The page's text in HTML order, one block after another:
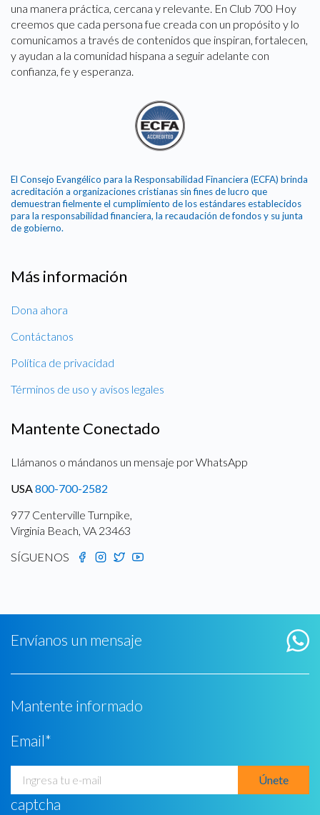
una manera práctica, cercana y relevante. En Club 700 Hoy
creemos que cada persona fue creada con un propósito y lo
comunicamos a través de contenidos que inspiran, fortalecen,
y ayudan a la comunidad hispana a seguir adelante con
confianza, fe y esperanza.
El Consejo Evangélico para la Responsabilidad Financiera (ECFA) brinda
acreditación a organizaciones cristianas sin fines de lucro que
demuestran fielmente el cumplimiento de los estándares establecidos
para la responsabilidad financiera, la recaudación de fondos y su junta
de gobierno.
Más información
Dona ahora
Contáctanos
Política de privacidad
Términos de uso y avisos legales
Mantente Conectado
Llámanos o mándanos un mensaje por WhatsApp
USA800-700-2582
977 Centerville Turnpike,
Virginia Beach, VA 23463
SÍGUENOS
Envíanos un mensaje
Mantente informado
Email*
captcha